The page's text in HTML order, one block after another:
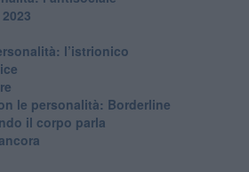
l’istrionico
le personalità: Borderline
il corpo parla